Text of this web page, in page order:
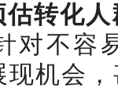
估转化
对不容
现机会